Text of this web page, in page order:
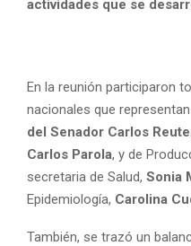
actividades que se
En la reunión participaron
nacionales que
del Senador Carlos
Carlos Parola, y de
secretaria de Salud, Sonia
Epidemiología, Carolina
También, se trazó un